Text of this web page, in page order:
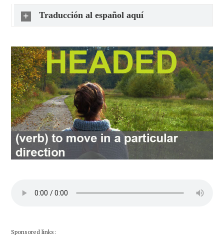
Traducción al español aquí
Sponsored links: